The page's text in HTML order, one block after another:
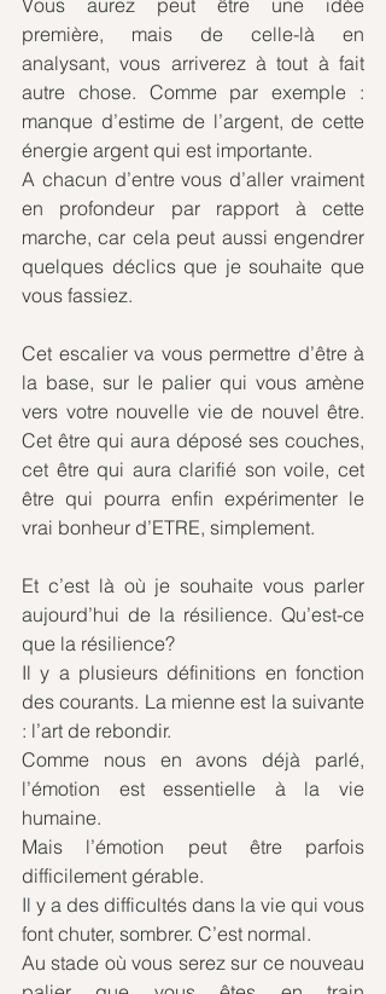
Vous aurez peut être une idée
première, mais de celle-là en
analysant, vous arriverez à tout à fait
autre chose. Comme par exemple :
manque d’estime de l’argent, de cette
énergie argent qui est importante.
A chacun d’entre vous d’aller vraiment
en profondeur par rapport à cette
marche, car cela peut aussi engendrer
quelques déclics que je souhaite que
vous fassiez.
Cet escalier va vous permettre d’être à
la base, sur le palier qui vous amène
vers votre nouvelle vie de nouvel être.
Cet être qui aura déposé ses couches,
cet être qui aura clarifié son voile, cet
être qui pourra enfin expérimenter le
vrai bonheur d’ETRE, simplement.
Et c’est là où je souhaite vous parler
aujourd’hui de la résilience. Qu’est-ce
que la résilience?
Il y a plusieurs définitions en fonction
des courants. La mienne est la suivante
: l’art de rebondir.
Comme nous en avons déjà parlé,
l’émotion est essentielle à la vie
humaine.
Mais l’émotion peut être parfois
difficilement gérable.
Il y a des difficultés dans la vie qui vous
font chuter, sombrer. C’est normal.
Au stade où vous serez sur ce nouveau